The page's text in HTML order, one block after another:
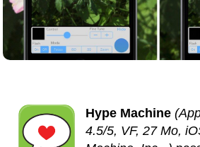
Hype Machine
4.5/5, VF, 27 Mo,